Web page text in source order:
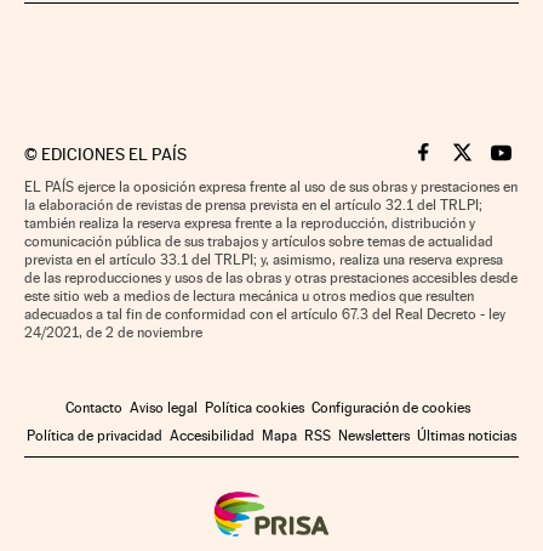
© EDICIONES EL PAÍS Cinco Días en
Cinco Días
Cinco
EL PAÍS ejerce la oposición expresa frente al uso de sus obras y prestaciones en
la elaboración de revistas de prensa prevista en el artículo 32.1 del TRLPI;
también realiza la reserva expresa frente a la reproducción, distribución y
comunicación pública de sus trabajos y artículos sobre temas de actualidad
prevista en el artículo 33.1 del TRLPI; y, asimismo, realiza una reserva expresa
de las reproducciones y usos de las obras y otras prestaciones accesibles desde
este sitio web a medios de lectura mecánica u otros medios que resulten
adecuados a tal fin de conformidad con el artículo 67.3 del Real Decreto - ley
24/2021, de 2 de noviembre
Contacto Aviso legal Política cookies Configuración de cookies
Política de privacidad Accesibilidad Mapa RSS Newsletters Últimas noticias